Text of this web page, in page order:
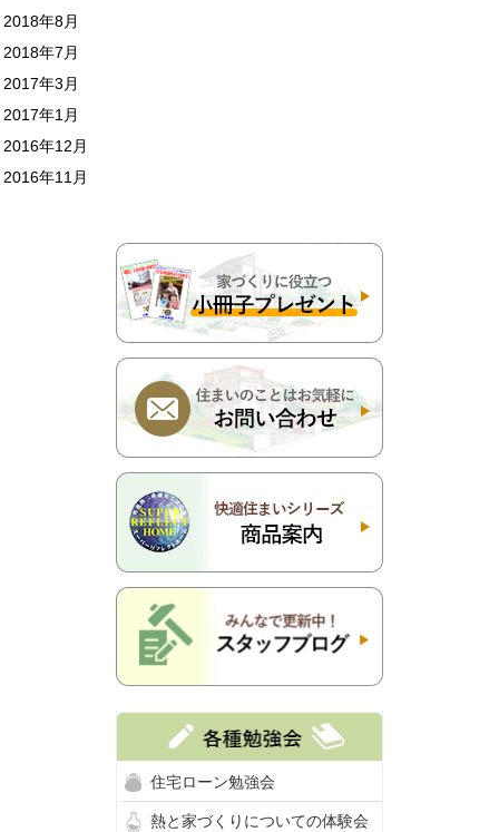
2018年8月
2018年7月
2017年3月
2017年1月
2016年12月
2016年11月
住宅ローン勉強会
熱と家づくりについての体験会